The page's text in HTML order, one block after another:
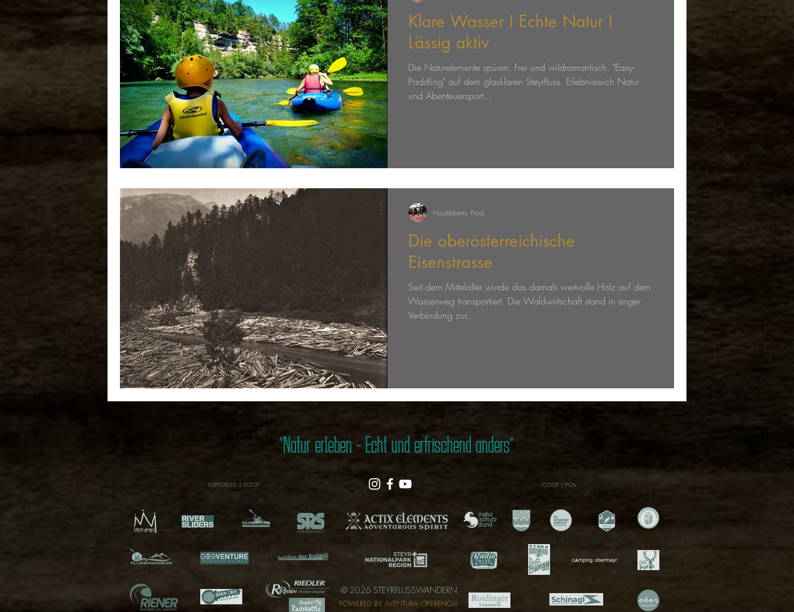
Klare Wasser I Echte Natur I
Lässig aktiv
Die Naturelemente spüren. Frei und wildromantisch. "Easy-
Paddling" auf dem glasklaren Steyrfluss. Erlebnisreich Natur
und Abenteuersport...
Die oberösterreichische
Eisenstrasse
Seit dem Mittelalter wurde das damals wertvolle Holz auf dem
Wasserweg transportiert. Die Waldwirtschaft stand in enger
Verbindung zur...
Huckleberry Prod.
"Natur erleben - Echt und erfrischend anders"
SUPPORTED | COOP COOP | POIs
© 2026 STEYRFLUSSWANDERN
POWERED BY AVENTURA OPERENCIA